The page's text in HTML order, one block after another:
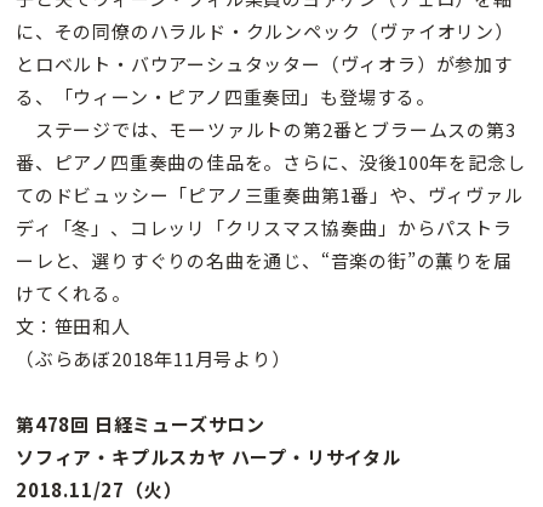
に、その同僚のハラルド・クルンペック（ヴァイオリン）
とロベルト・バウアーシュタッター（ヴィオラ）が参加す
る、「ウィーン・ピアノ四重奏団」も登場する。
ステージでは、モーツァルトの第2番とブラームスの第3
番、ピアノ四重奏曲の佳品を。さらに、没後100年を記念し
てのドビュッシー「ピアノ三重奏曲第1番」や、ヴィヴァル
ディ「冬」、コレッリ「クリスマス協奏曲」からパストラ
ーレと、選りすぐりの名曲を通じ、“音楽の街”の薫りを届
けてくれる。
文：笹田和人
（ぶらあぼ2018年11月号より）
第478回 日経ミューズサロン
ソフィア・キプルスカヤ ハープ・リサイタル
2018.11/27（火）